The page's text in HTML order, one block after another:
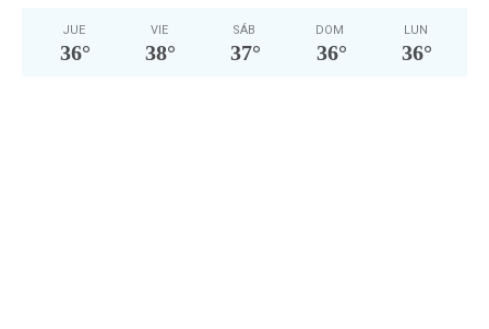
JUE
36°
VIE
38°
SÁB
37°
DOM
36°
LUN
36°